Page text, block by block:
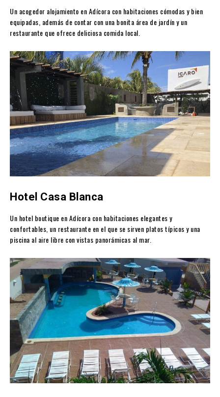
Un acogedor alojamiento en Adícora con habitaciones cómodas y bien
equipadas, además de contar con una bonita área de jardín y un
restaurante que ofrece deliciosa comida local.
Hotel Casa Blanca
Un hotel boutique en Adícora con habitaciones elegantes y
confortables, un restaurante en el que se sirven platos típicos y una
piscina al aire libre con vistas panorámicas al mar.